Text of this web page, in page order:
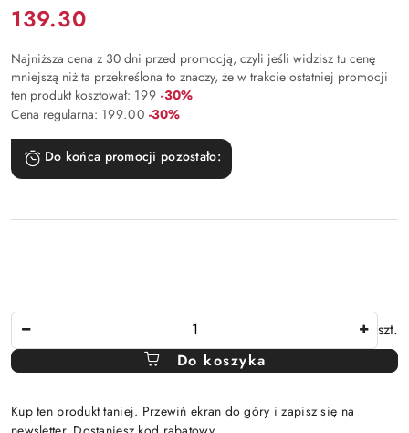
Cena:
139.30
Najniższa cena z 30 dni przed promocją, czyli jeśli widzisz tu cenę
mniejszą niż ta przekreślona to znaczy, że w trakcie ostatniej promocji
ten produkt kosztował: 199 Rabat:
-30%
Cena regularna: 199.00 Rabat:
-30%
Do końca promocji pozostało:
szt.
Do koszyka
Kup ten produkt taniej. Przewiń ekran do góry i zapisz się na